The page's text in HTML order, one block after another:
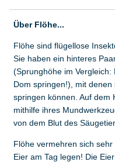
Über Flöhe...
Flöhe sind flügellose
Sie haben ein hinteres
(Sprunghöhe im
Dom springen!), mit
springen können. Auf dem
mithilfe ihres
von dem Blut des
Flöhe vermehren sich
Eier am Tag legen! Die